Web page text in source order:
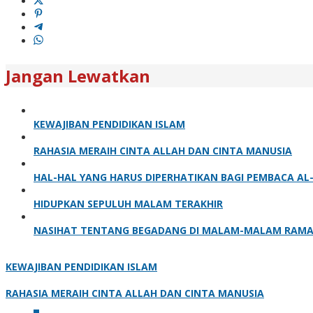
Jangan Lewatkan
KEWAJIBAN PENDIDIKAN ISLAM
RAHASIA MERAIH CINTA ALLAH DAN CINTA MANUSIA
HAL-HAL YANG HARUS DIPERHATIKAN BAGI PEMBACA
HIDUPKAN SEPULUH MALAM TERAKHIR
NASIHAT TENTANG BEGADANG DI MALAM-MALAM
KEWAJIBAN PENDIDIKAN ISLAM
RAHASIA MERAIH CINTA ALLAH DAN CINTA MANUSIA